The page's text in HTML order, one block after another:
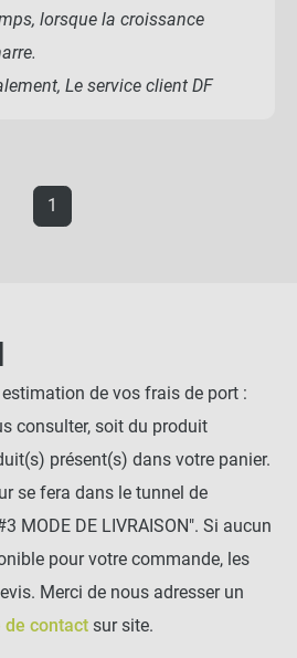
lorsque la croissance
Le service client DF
1
de vos frais de port :
consulter, soit du produit
présent(s) dans votre panier.
se fera dans le tunnel de
MODE DE LIVRAISON". Si aucun
pour votre commande, les
Merci de nous adresser un
contact sur site.